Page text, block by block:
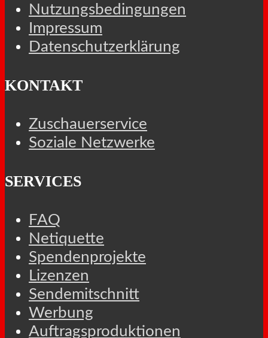
Nutzungsbedingungen
Impressum
Datenschutzerklärung
KONTAKT
Zuschauerservice
Soziale Netzwerke
SERVICES
FAQ
Netiquette
Spendenprojekte
Lizenzen
Sendemitschnitt
Werbung
Auftragsproduktionen